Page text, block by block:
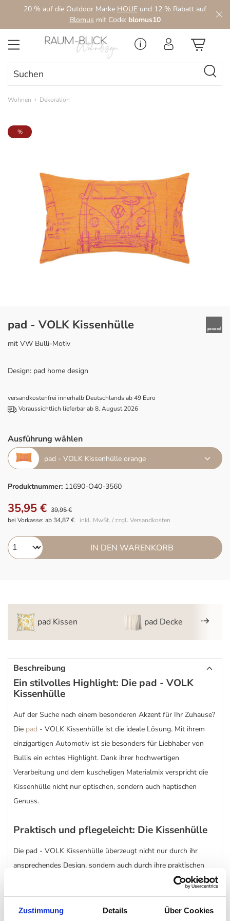
Zustimmung Details Über Cookies
Zum Hauptinhalt springen
20 % auf die Outdoor Marke HOUE und 12 % Rabatt auf
Blomus mit Code: blomus10
Wohnen Dekoration
Bildergalerie überspringen
%
pad - VOLK Kissenhülle
mit VW Bulli-Motiv
Design: pad home design
versandkostenfrei innerhalb Deutschlands ab 49 Euro
Voraussichtlich lieferbar ab 8. August 2026
Ausführung wählen
pad - VOLK Kissenhülle orange
Produktnummer: 11690-O40-3560
35,95 € 39,95 €
inkl. MwSt. / zzgl. Versandkosten
bei Vorkasse: ab 34,87 €
IN DEN WARENKORB
pad Kissen pad Decke
Beschreibung
Ein stilvolles Highlight: Die pad - VOLK
Kissenhülle
Auf der Suche nach einem besonderen Akzent für Ihr Zuhause?
Die pad - VOLK Kissenhülle ist die ideale Lösung. Mit ihrem
einzigartigen Automotiv ist sie besonders für Liebhaber von
Bullis ein echtes Highlight. Dank ihrer hochwertigen
Verarbeitung und dem kuscheligen Materialmix verspricht die
Kissenhülle nicht nur optischen, sondern auch haptischen
Genuss.
Praktisch und pflegeleicht: Die Kissenhülle
Die pad - VOLK Kissenhülle überzeugt nicht nur durch ihr
ansprechendes Design, sondern auch durch ihre praktischen
Eigenschaften. Besonders pflegeleicht und maschinenwaschbar
sorgt sie für eine unkomplizierte Reinigung und stets frischen
Look in Ihrem Zuhause.